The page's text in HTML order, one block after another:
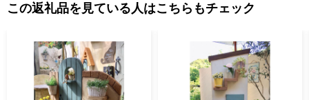
この返礼品を見ている人はこちらもチェック